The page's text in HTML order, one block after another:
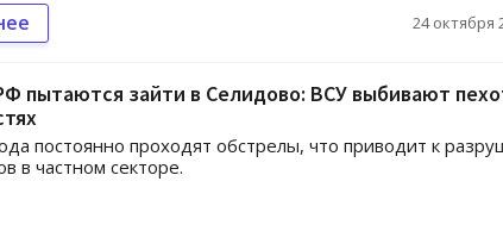
24 октября
пытаются зайти в Селидово: ВСУ выбивают
постоянно проходят обстрелы, что приводит к
в частном секторе.